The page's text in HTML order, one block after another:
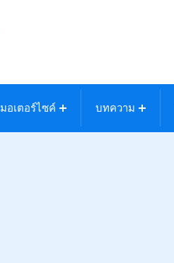
มอเตอร์ไซค์ บทความ